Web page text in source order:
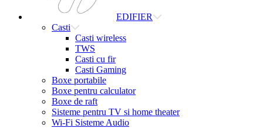
EDIFIER
Casti
Casti wireless
TWS
Casti cu fir
Casti Gaming
Boxe portabile
Boxe pentru calculator
Boxe de raft
Sisteme pentru TV si home theater
Wi-Fi Sisteme Audio